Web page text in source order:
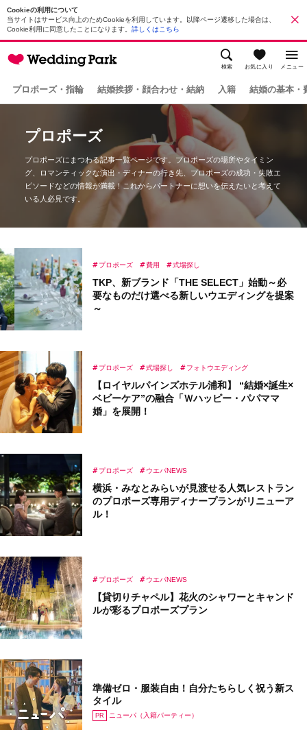
Cookieの利用について
当サイトはサービス向上のためCookieを利用しています。以降ページ遷移した場合は、
Cookie利用に同意したことになります。 詳しくはこちら
検索 お気に入り メニュー
プロポーズ・指輪 結婚挨拶・顔合わせ・結納 入籍 結婚の基本・
プロポーズ
プロポーズにまつわる記事一覧ページです。プロポーズの場所やタイミン
グ、ロマンティックな演出・ディナーの行き先、プロポーズの成功・失敗エ
ピソードなどの情報が満載！これからパートナーに想いを伝えたいと考えて
いる人必見です。
TKP、新ブランド「THE SELECT」始動～必
要なものだけ選べる新しいウエディングを提案
～
プロポーズ 費用 式場探し
【ロイヤルパインズホテル浦和】 “結婚×誕生×
ベビーケア”の融合「Ｗハッピー・パパママ
婚」を展開！
プロポーズ 式場探し フォトウエディング
横浜・みなとみらいが見渡せる人気レストラン
のプロポーズ専用ディナープランがリニューア
ル！
プロポーズ ウエパNEWS
【貸切りチャペル】花火のシャワーとキャンド
ルが彩るプロポーズプラン
プロポーズ ウエパNEWS
準備ゼロ・服装自由！自分たちらしく祝う新ス
タイル
ニューパ（入籍パーティー）